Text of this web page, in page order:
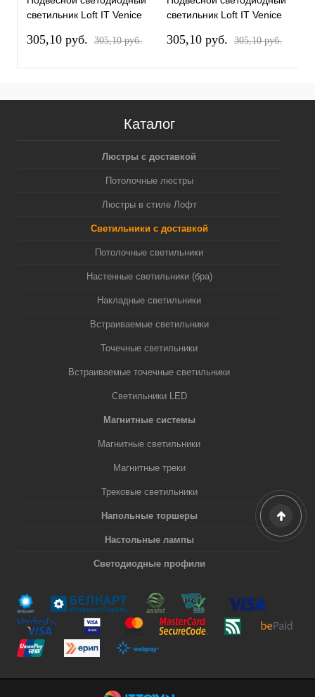
светильник Loft IT Venice
305,10 pуб. 305,10 pуб.
светильник Loft IT Venice
305,10 pуб. 305,10 pуб.
Каталог
Люстры с доставкой
Потолочные люстры
Люстры в стиле Лофт
Светильники с доставкой
Потолочные светильники
Настенные светильники (бра)
Накладные светильники
Встраиваемые светильники
Точечные светильники
Встраиваемые точечные светильники
Светильники LED
Магнитные системы
Магнитные светильники
Магнитные треки
Трековые светильники
Напольные торшеры
Настольные лампы
Светодиодные профили